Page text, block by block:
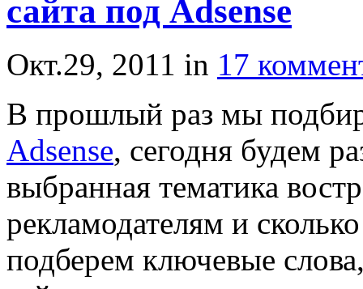
сайта под Adsense
Окт.29, 2011 in 17
В прошлый раз мы
Adsense, сегодня будем
выбранная тематика
рекламодателям и
подберем ключевые